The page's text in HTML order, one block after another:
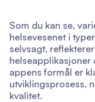
Som du kan se,
helsevesenet i
selvsagt,
helseapplikasjoner
appens formål er
utviklingsprosess,
kvalitet.